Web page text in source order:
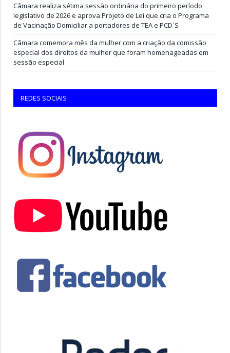
Câmara realiza sétima sessão ordinária do primeiro período
legislativo de 2026 e aprova Projeto de Lei que cria o Programa
de Vacinação Domiciliar a portadores de TEA e PCD`S
Câmara comemora mês da mulher com a criação da comissão
especial dos direitos da mulher que foram homenageadas em
sessão especial
REDES SOCIAIS